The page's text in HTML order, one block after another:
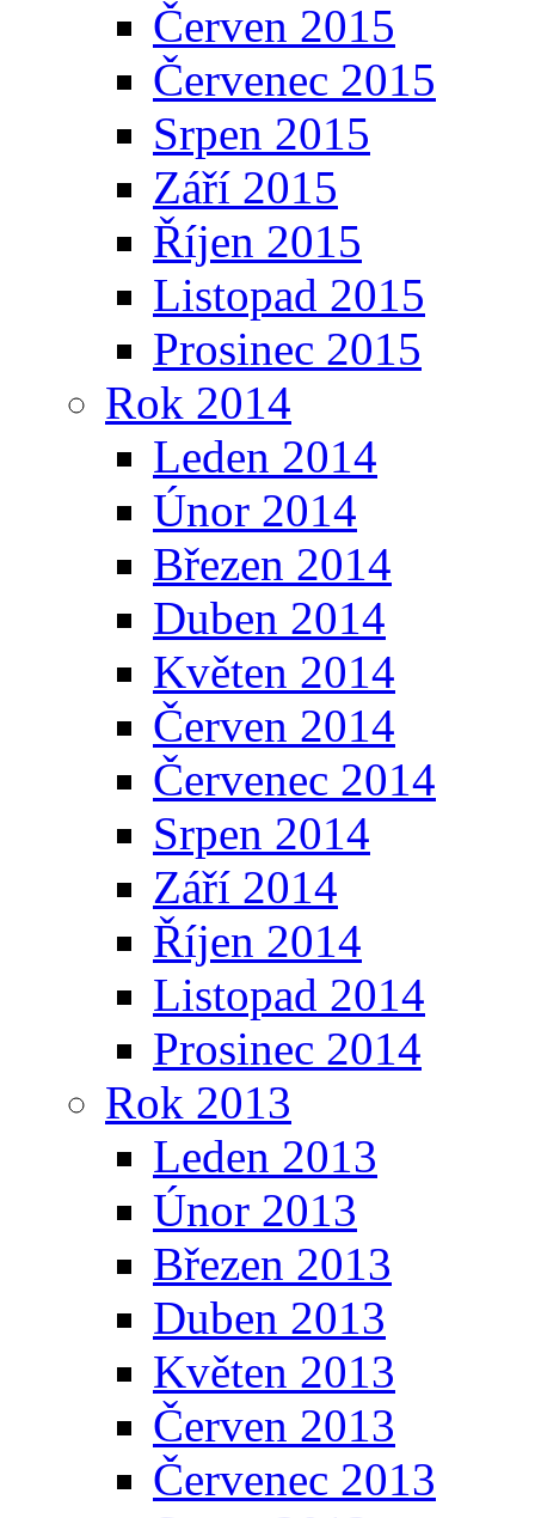
Červen 2015
Červenec 2015
Srpen 2015
Září 2015
Říjen 2015
Listopad 2015
Prosinec 2015
Rok 2014
Leden 2014
Únor 2014
Březen 2014
Duben 2014
Květen 2014
Červen 2014
Červenec 2014
Srpen 2014
Září 2014
Říjen 2014
Listopad 2014
Prosinec 2014
Rok 2013
Leden 2013
Únor 2013
Březen 2013
Duben 2013
Květen 2013
Červen 2013
Červenec 2013